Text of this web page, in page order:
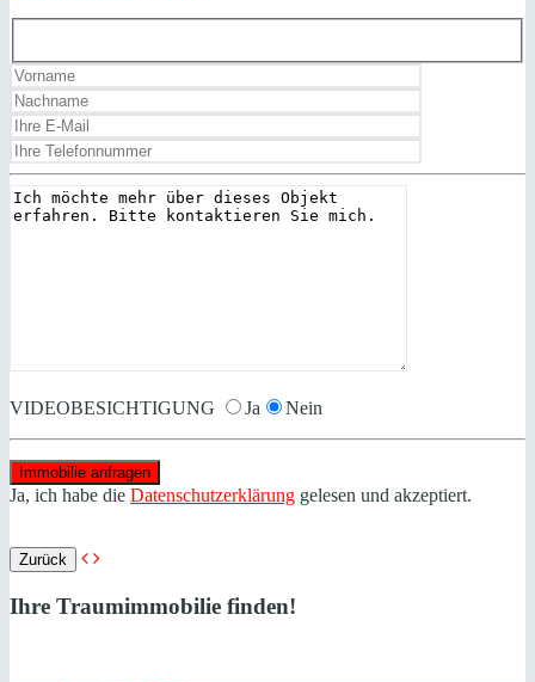
VIDEOBESICHTIGUNG Ja Nein
Ja, ich habe die Datenschutzerklärung gelesen und akzeptiert.
Zurück
Ihre Traumimmobilie finden!